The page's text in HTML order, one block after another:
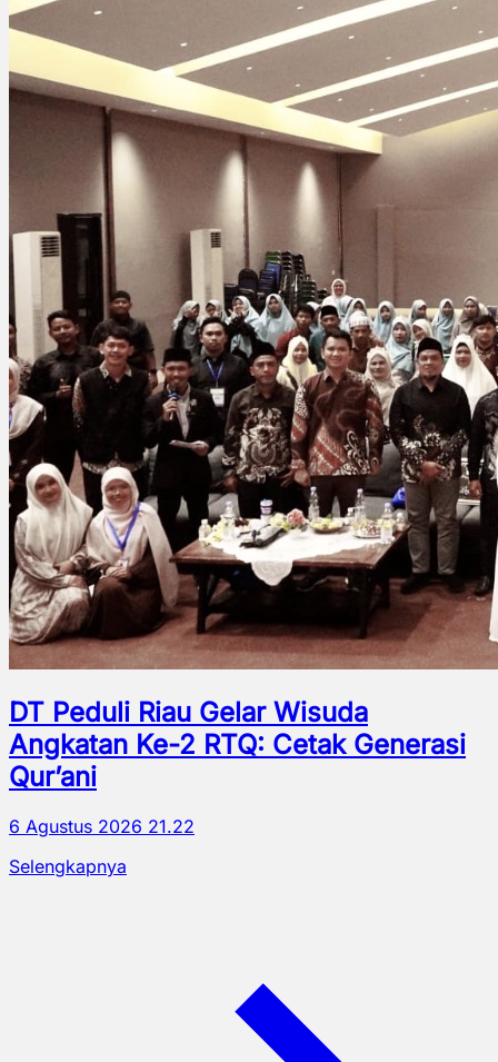
DT Peduli Riau Gelar Wisuda
Angkatan Ke-2 RTQ: Cetak Generasi
Qur’ani
6 Agustus 2026 21.22
Selengkapnya